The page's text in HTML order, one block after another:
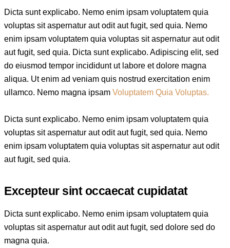
Dicta sunt explicabo. Nemo enim ipsam voluptatem quia
voluptas sit aspernatur aut odit aut fugit, sed quia. Nemo
enim ipsam voluptatem quia voluptas sit aspernatur aut odit
aut fugit, sed quia. Dicta sunt explicabo. Adipiscing elit, sed
do eiusmod tempor incididunt ut labore et dolore magna
aliqua. Ut enim ad veniam quis nostrud exercitation enim
ullamco. Nemo magna ipsam Voluptatem Quia Voluptas.
Dicta sunt explicabo. Nemo enim ipsam voluptatem quia
voluptas sit aspernatur aut odit aut fugit, sed quia. Nemo
enim ipsam voluptatem quia voluptas sit aspernatur aut odit
aut fugit, sed quia.
Excepteur sint occaecat cupidatat
Dicta sunt explicabo. Nemo enim ipsam voluptatem quia
voluptas sit aspernatur aut odit aut fugit, sed dolore sed do
magna quia.